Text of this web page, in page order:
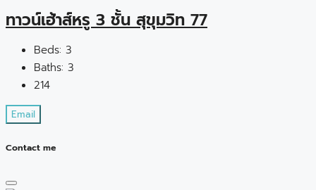
ทาวน์เฮ้าส์หรู 3 ชั้น สุขุมวิท 77
Beds: 3
Baths: 3
214
Email
Contact me